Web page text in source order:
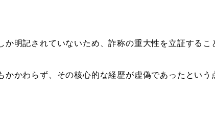
明記されていないため、詐称の重大性を立証するこ
かわらず、その核心的な経歴が虚偽であったという